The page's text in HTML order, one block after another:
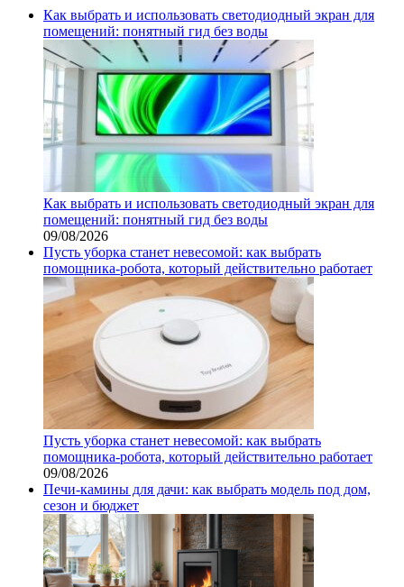
Как выбрать и использовать светодиодный экран для
помещений: понятный гид без воды
Как выбрать и использовать светодиодный экран для
помещений: понятный гид без воды
09/08/2026
Пусть уборка станет невесомой: как выбрать
помощника‑робота, который действительно работает
Пусть уборка станет невесомой: как выбрать
помощника‑робота, который действительно работает
09/08/2026
Печи-камины для дачи: как выбрать модель под дом,
сезон и бюджет